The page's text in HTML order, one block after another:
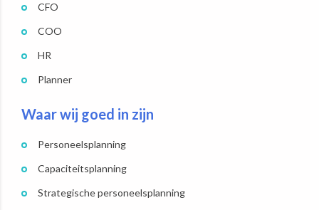
CFO
COO
HR
Planner
Waar wij goed in zijn
Personeelsplanning
Capaciteitsplanning
Strategische personeelsplanning